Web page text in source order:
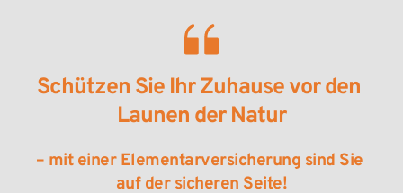
Schützen Sie Ihr Zuhause vor den
Launen der Natur
– mit einer Elementarversicherung sind Sie
auf der sicheren Seite!